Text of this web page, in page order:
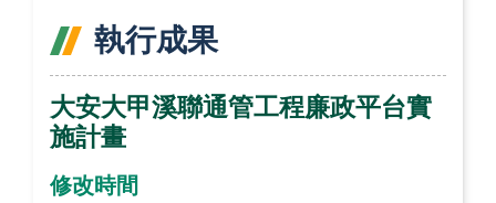
執行成果
大安大甲溪聯通管工程廉政平台實
施計畫
修改時間